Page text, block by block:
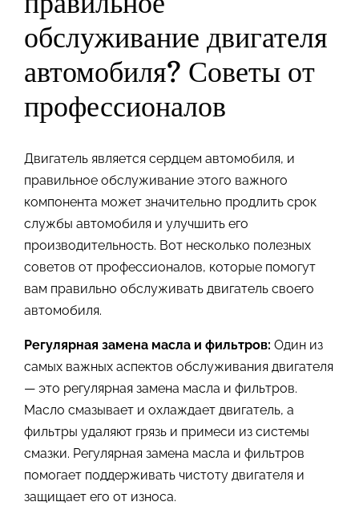
обслуживание двигателя
автомобиля? Советы от
профессионалов
Двигатель является сердцем автомобиля, и
правильное обслуживание этого важного
компонента может значительно продлить срок
службы автомобиля и улучшить его
производительность. Вот несколько полезных
советов от профессионалов, которые помогут
вам правильно обслуживать двигатель своего
автомобиля.
Регулярная замена масла и фильтров: Один из
самых важных аспектов обслуживания двигателя
— это регулярная замена масла и фильтров.
Масло смазывает и охлаждает двигатель, а
фильтры удаляют грязь и примеси из системы
смазки. Регулярная замена масла и фильтров
помогает поддерживать чистоту двигателя и
защищает его от износа.